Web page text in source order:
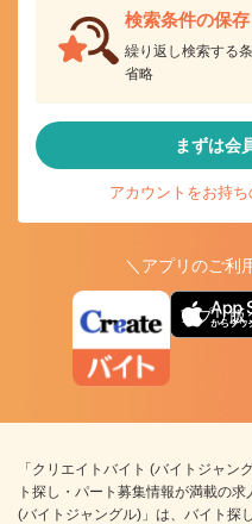
検索条件の保存
繰り返し検索する
省略
まずは会
アカウントをお持
＼アプリのご利
アプリ版
「クリエイトバイト (バイトジャン
ト探し・パート募集情報が満載の
(バイトジャングル)」は、バイト探